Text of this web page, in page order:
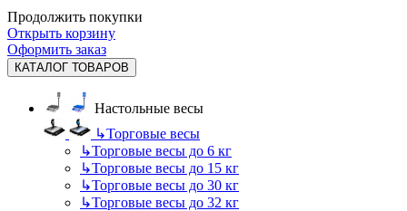
Продолжить покупки
Открыть корзину
Оформить заказ
КАТАЛОГ ТОВАРОВ
Настольные весы
↳Торговые весы
↳Торговые весы до 6 кг
↳Торговые весы до 15 кг
↳Торговые весы до 30 кг
↳Торговые весы до 32 кг